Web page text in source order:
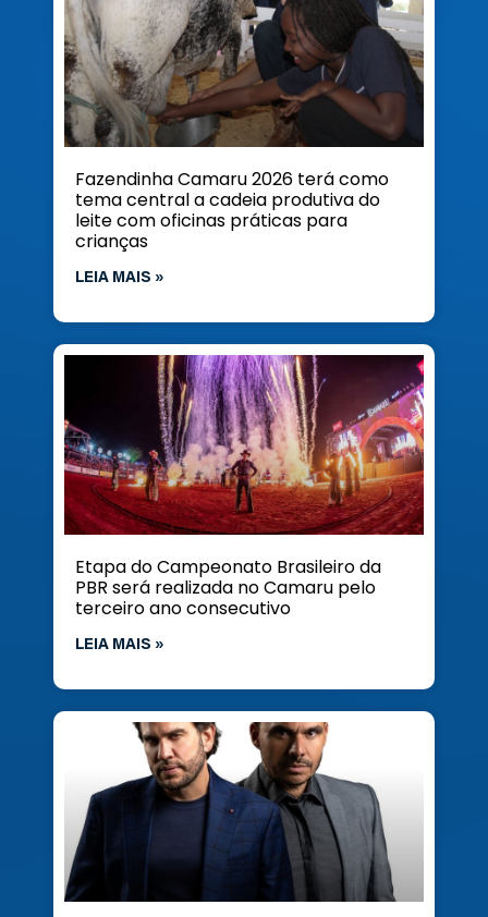
Fazendinha Camaru 2026 terá como
tema central a cadeia produtiva do
leite com oficinas práticas para
crianças
LEIA MAIS »
Etapa do Campeonato Brasileiro da
PBR será realizada no Camaru pelo
terceiro ano consecutivo
LEIA MAIS »